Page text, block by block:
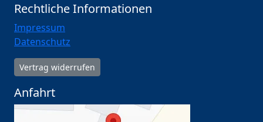
Rechtliche Informationen
Impressum
Datenschutz
Vertrag widerrufen
Anfahrt